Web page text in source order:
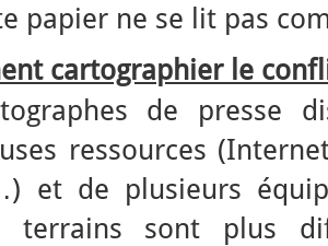
papier ne se lit pas
cartographier le
de presse
ressources
et de plusieurs
terrains sont plus